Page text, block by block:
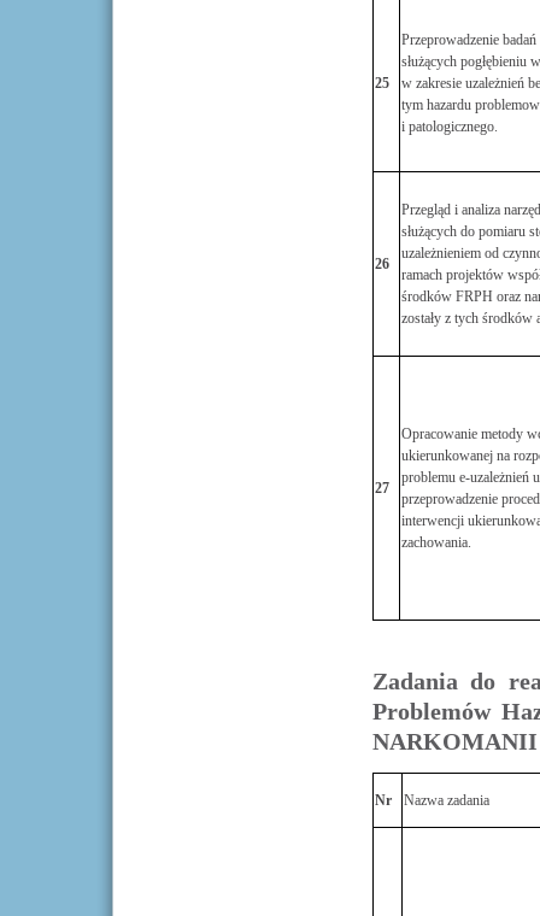
25
Przeprowadzenie
służących pogłębieniu
w zakresie uzależnień
tym hazardu
i patologicznego.
26
Przegląd i analiza
służących do pomiaru
uzależnieniem od
ramach projektów
środków FRPH oraz
zostały z tych środków
27
Opracowanie metody
ukierunkowanej na
problemu e-uzależnień
przeprowadzenie
interwencji
zachowania.
Zadania do
Problemów
NARKOMANII
Nr Nazwa zadania